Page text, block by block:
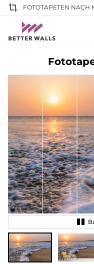
FOTOTAPETEN NACH